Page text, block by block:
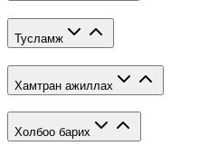
Тусламж
Хамтран ажиллах
Холбоо барих